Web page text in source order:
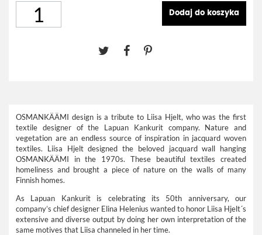
Dodaj do koszyka
OSMANKÄÄMI design is a tribute to Liisa Hjelt, who was the first
textile designer of the Lapuan Kankurit company. Nature and
vegetation are an endless source of inspiration in jacquard woven
textiles. Liisa Hjelt designed the beloved jacquard wall hanging
OSMANKÄÄMI in the 1970s. These beautiful textiles created
homeliness and brought a piece of nature on the walls of many
Finnish homes.
As Lapuan Kankurit is celebrating its 50th anniversary, our
company’s chief designer Elina Helenius wanted to honor Liisa Hjelt´s
extensive and diverse output by doing her own interpretation of the
same motives that Liisa channeled in her time.